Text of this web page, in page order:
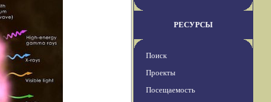
РЕСУРСЫ
Поиск
Проекты
Посещаемость